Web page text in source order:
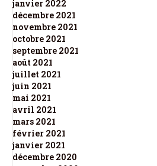
janvier 2022
décembre 2021
novembre 2021
octobre 2021
septembre 2021
août 2021
juillet 2021
juin 2021
mai 2021
avril 2021
mars 2021
février 2021
janvier 2021
décembre 2020